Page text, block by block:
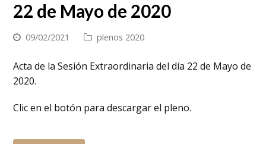
22 de Mayo de 2020
09/02/2021 plenos 2020
Acta de la Sesión Extraordinaria del día 22 de Mayo de
2020.
Clic en el botón para descargar el pleno.